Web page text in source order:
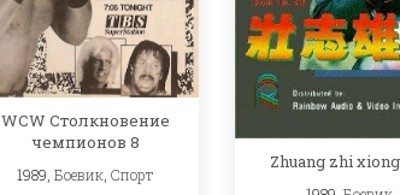
WCW Столкновение
чемпионов 8
1989, Боевик Спорт
Zhuang zhi